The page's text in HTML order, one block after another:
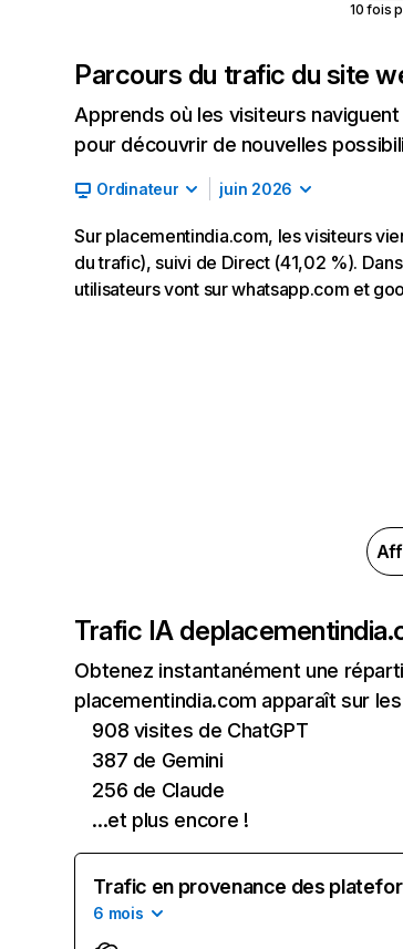
10 fois
Parcours du trafic du site
Apprends où les visiteurs
pour découvrir de nouvelles
Ordinateur juin 2026
Sur placementindia.com, les visiteurs
du trafic), suivi de Direct (41,02 %).
utilisateurs vont sur whatsapp.com et
Trafic IA de
Obtenez instantanément une
placementindia.com apparaît sur
908 visites de ChatGPT
387 de Gemini
256 de Claude
...et plus encore !
Trafic en provenance des
6 mois